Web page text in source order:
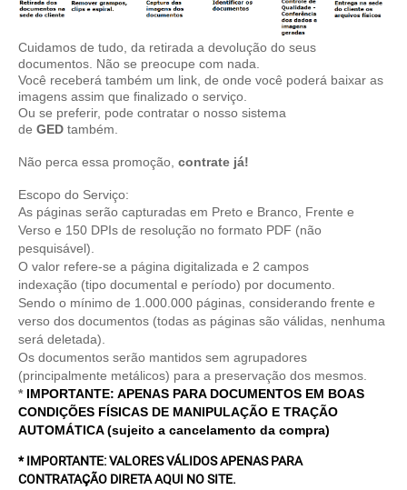
Cuidamos de tudo, da retirada a devolução do seus
documentos. Não se preocupe com nada.
Você receberá também um link, de onde você poderá baixar as
imagens assim que finalizado o serviço.
Ou se preferir, pode contratar o nosso sistema
de GED também.
Não perca essa promoção, contrate já!
Escopo do Serviço:
As páginas serão capturadas em Preto e Branco, Frente e
Verso e 150 DPIs de resolução no formato PDF (não
pesquisável).
O valor refere-se a página digitalizada e 2 campos
indexação (tipo documental e período) por documento.
Sendo o mínimo de 1.000.000 páginas, considerando frente e
verso dos documentos (todas as páginas são válidas, nenhuma
será deletada).
Os documentos serão mantidos sem agrupadores
(principalmente metálicos) para a preservação dos mesmos.
* IMPORTANTE: APENAS PARA DOCUMENTOS EM BOAS
CONDIÇÕES FÍSICAS DE MANIPULAÇÃO E TRAÇÃO
AUTOMÁTICA (sujeito a cancelamento da compra)
* IMPORTANTE: VALORES VÁLIDOS APENAS PARA
CONTRATAÇÃO DIRETA AQUI NO SITE.